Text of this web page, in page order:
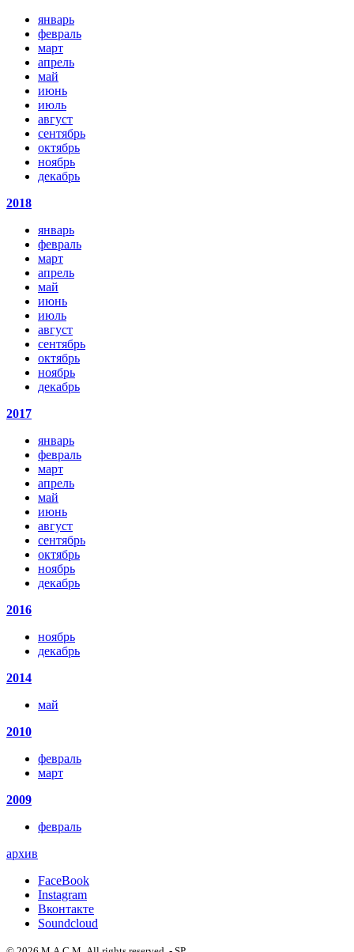
январь
февраль
март
апрель
май
июнь
июль
август
сентябрь
октябрь
ноябрь
декабрь
2018
январь
февраль
март
апрель
май
июнь
июль
август
сентябрь
октябрь
ноябрь
декабрь
2017
январь
февраль
март
апрель
май
июнь
август
сентябрь
октябрь
ноябрь
декабрь
2016
ноябрь
декабрь
2014
май
2010
февраль
март
2009
февраль
архив
FaceBook
Instagram
Вконтакте
Soundcloud